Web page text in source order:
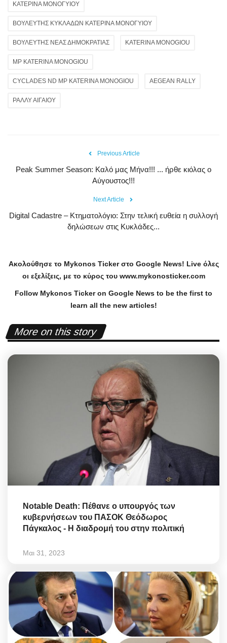
ΚΑΤΕΡΙΝΑ ΜΟΝΟΓΥΙΟΥ
ΒΟΥΛΕΥΤΗΣ ΚΥΚΛΑΔΩΝ ΚΑΤΕΡΙΝΑ ΜΟΝΟΓΥΙΟΥ
ΒΟΥΛΕΥΤΗΣ ΝΕΑΣ ΔΗΜΟΚΡΑΤΙΑΣ KATERINA MONOGIOU
MP KATERINA MONOGIOU
CYCLADES ND MP KATERINA MONOGIOU AEGEAN RALLY
ΡΑΛΛΥ ΑΙΓΑΙΟΥ
Previous Article
Peak Summer Season: Kαλό μας Μήνα!!! ... ήρθε κιόλας ο
Αύγουστος!!!
Next Article
Digital Cadastre – Κτηματολόγιο: Στην τελική ευθεία η συλλογή
δηλώσεων στις Κυκλάδες...
Ακολούθησε το Mykonos Tickerστο Google News! Liveόλες
οι εξελίξεις, με το κύρος του www.mykonosticker.com
Follow Mykonos Ticker on Google News to be the first to
learn all the new articles!
More on this story
Notable Death: Πέθανε ο υπουργός των
κυβερνήσεων του ΠΑΣΟΚ Θεόδωρος
Πάγκαλος - Η διαδρομή του στην πολιτική
Μαι 31, 2023